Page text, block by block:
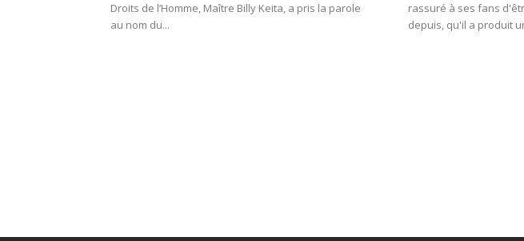
Droits de l’Homme, Maître Billy Keita, a pris la parole
au nom du...
rassuré à ses fans
depuis, qu'il a produit